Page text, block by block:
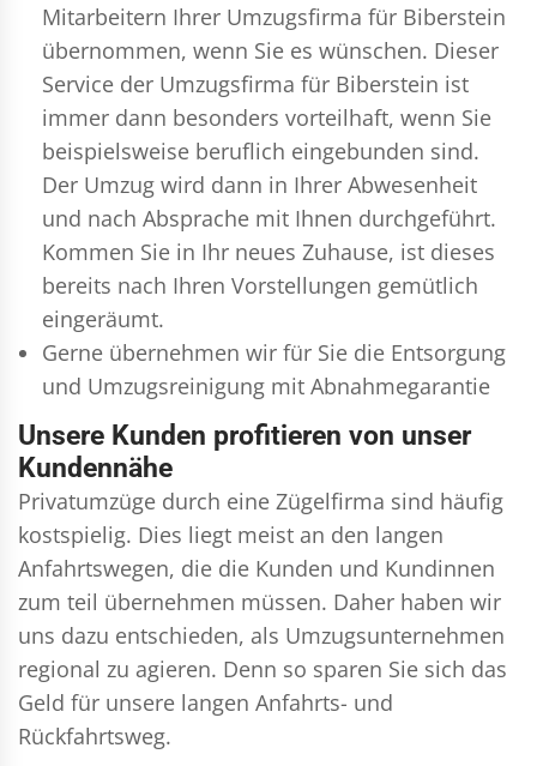
Mitarbeitern Ihrer Umzugsfirma für Biberstein
übernommen, wenn Sie es wünschen. Dieser
Service der Umzugsfirma für Biberstein ist
immer dann besonders vorteilhaft, wenn Sie
beispielsweise beruflich eingebunden sind.
Der Umzug wird dann in Ihrer Abwesenheit
und nach Absprache mit Ihnen durchgeführt.
Kommen Sie in Ihr neues Zuhause, ist dieses
bereits nach Ihren Vorstellungen gemütlich
eingeräumt.
Gerne übernehmen wir für Sie die Entsorgung
und Umzugsreinigung mit Abnahmegarantie
Unsere Kunden profitieren von unser
Kundennähe
Privatumzüge durch eine Zügelfirma sind häufig
kostspielig. Dies liegt meist an den langen
Anfahrtswegen, die die Kunden und Kundinnen
zum teil übernehmen müssen. Daher haben wir
uns dazu entschieden, als Umzugsunternehmen
regional zu agieren. Denn so sparen Sie sich das
Geld für unsere langen Anfahrts- und
Rückfahrtsweg.